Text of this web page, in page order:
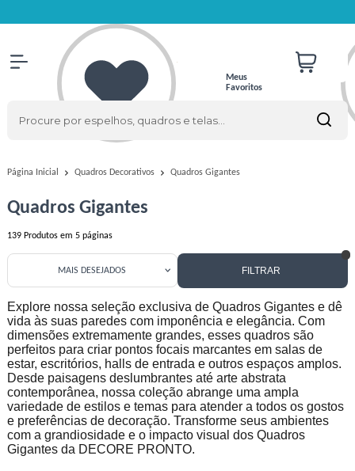
Meus
Favoritos
Página Inicial Quadros Decorativos Quadros Gigantes
Quadros Gigantes
139 Produtos em 5 páginas
FILTRAR
MAIS DESEJADOS
Explore nossa seleção exclusiva de Quadros Gigantes e dê
vida às suas paredes com imponência e elegância. Com
dimensões extremamente grandes, esses quadros são
perfeitos para criar pontos focais marcantes em salas de
estar, escritórios, halls de entrada e outros espaços amplos.
Desde paisagens deslumbrantes até arte abstrata
contemporânea, nossa coleção abrange uma ampla
variedade de estilos e temas para atender a todos os gostos
e preferências de decoração. Transforme seus ambientes
com a grandiosidade e o impacto visual dos Quadros
Gigantes da DECORE PRONTO.